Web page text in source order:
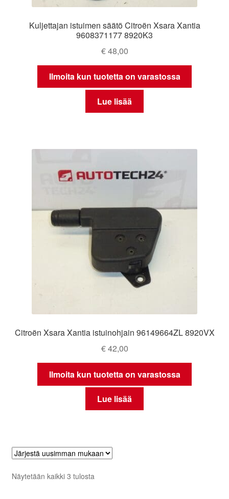
Kuljettajan istuimen säätö Citroën Xsara Xantia
9608371177 8920K3
€48,00
Ilmoita kun tuotetta on varastossa
Lue lisää
Citroën Xsara Xantia istuinohjain 96149664ZL 8920VX
€42,00
Ilmoita kun tuotetta on varastossa
Lue lisää
Näytetään kaikki 3 tulostaSorted